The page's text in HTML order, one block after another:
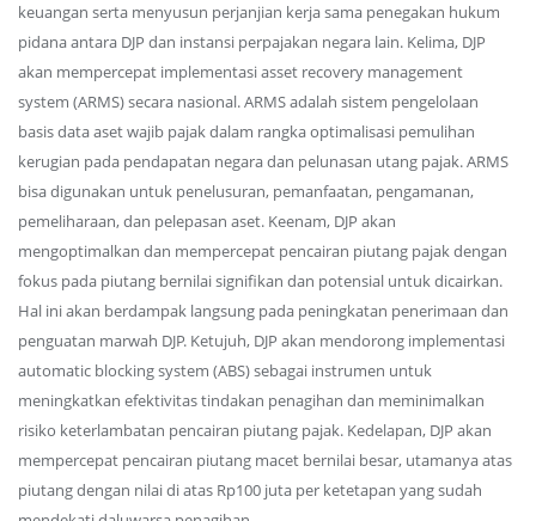
keuangan serta menyusun perjanjian kerja sama penegakan hukum
pidana antara DJP dan instansi perpajakan negara lain. Kelima, DJP
akan mempercepat implementasi asset recovery management
system (ARMS) secara nasional. ARMS adalah sistem pengelolaan
basis data aset wajib pajak dalam rangka optimalisasi pemulihan
kerugian pada pendapatan negara dan pelunasan utang pajak. ARMS
bisa digunakan untuk penelusuran, pemanfaatan, pengamanan,
pemeliharaan, dan pelepasan aset. Keenam, DJP akan
mengoptimalkan dan mempercepat pencairan piutang pajak dengan
fokus pada piutang bernilai signifikan dan potensial untuk dicairkan.
Hal ini akan berdampak langsung pada peningkatan penerimaan dan
penguatan marwah DJP. Ketujuh, DJP akan mendorong implementasi
automatic blocking system (ABS) sebagai instrumen untuk
meningkatkan efektivitas tindakan penagihan dan meminimalkan
risiko keterlambatan pencairan piutang pajak. Kedelapan, DJP akan
mempercepat pencairan piutang macet bernilai besar, utamanya atas
piutang dengan nilai di atas Rp100 juta per ketetapan yang sudah